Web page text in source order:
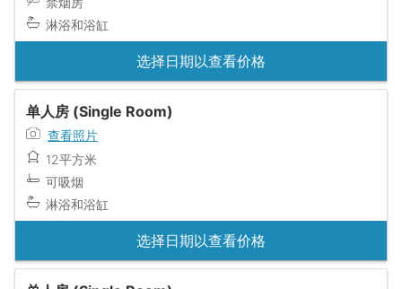
淋浴和浴缸
选择日期以查看价格
单人房 (Single Room)
查看照片
12平方米
可吸烟
淋浴和浴缸
选择日期以查看价格